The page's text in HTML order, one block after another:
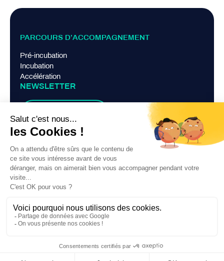
PARCOURS D’ACCOMPAGNEMENT
Pré-incubation
Incubation
Accélération
NEWSLETTER
LIENS PRATIQUES
Mentions légales
Politique de confidentialité
Contact